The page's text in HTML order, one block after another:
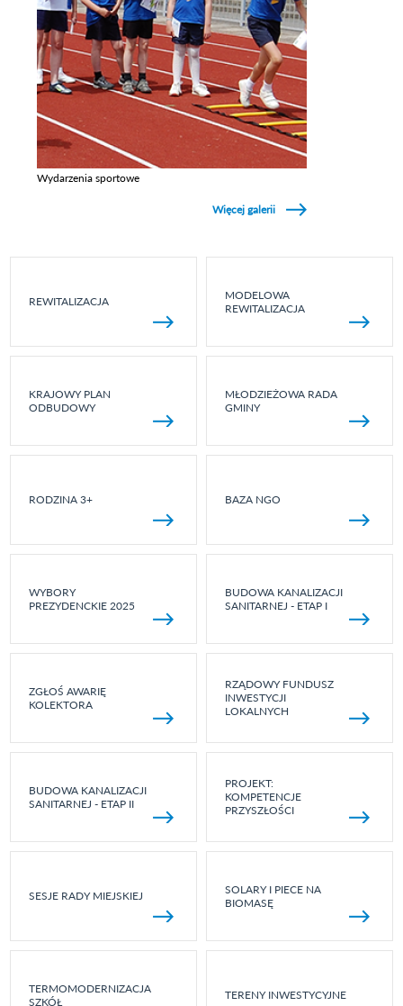
Wydarzenia sportowe
Więcej galerii
REWITALIZACJA
MODELOWA
REWITALIZACJA
KRAJOWY PLAN
ODBUDOWY
MŁODZIEŻOWA RADA
GMINY
RODZINA 3+ BAZA NGO
WYBORY
PREZYDENCKIE 2025
BUDOWA KANALIZACJI
SANITARNEJ - ETAP I
ZGŁOŚ AWARIĘ
KOLEKTORA
RZĄDOWY FUNDUSZ
INWESTYCJI
LOKALNYCH
BUDOWA KANALIZACJI
SANITARNEJ - ETAP II
PROJEKT:
KOMPETENCJE
PRZYSZŁOŚCI
SESJE RADY MIEJSKIEJ
SOLARY I PIECE NA
BIOMASĘ
TERMOMODERNIZACJA
SZKÓŁ
TERENY INWESTYCYJNE